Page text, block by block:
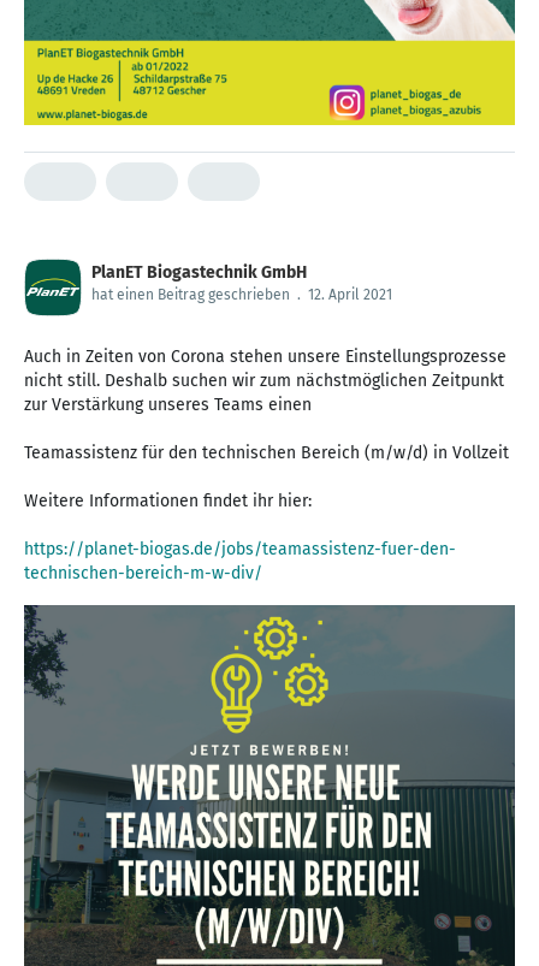
PlanET Biogastechnik GmbH
hat einen Beitrag geschrieben . 12. April 2021
Auch in Zeiten von Corona stehen unsere Einstellungsprozesse
nicht still. Deshalb suchen wir zum nächstmöglichen Zeitpunkt
zur Verstärkung unseres Teams einen
Teamassistenz für den technischen Bereich (m/w/d) in Vollzeit
Weitere Informationen findet ihr hier:
https://planet-biogas.de/jobs/teamassistenz-fuer-den-
technischen-bereich-m-w-div/